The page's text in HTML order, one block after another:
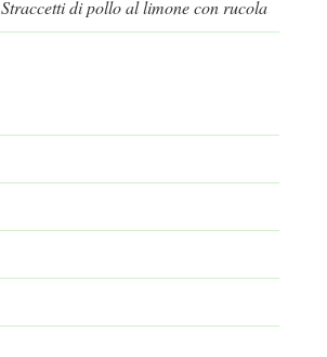
Straccetti di pollo al limone con rucola